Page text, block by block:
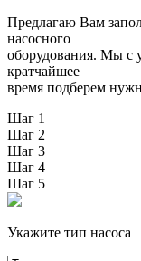
Предлагаю Вам
насосного
оборудования. Мы с
кратчайшее
время подберем
Шаг 1
Шаг 2
Шаг 3
Шаг 4
Шаг 5
Укажите тип насоса